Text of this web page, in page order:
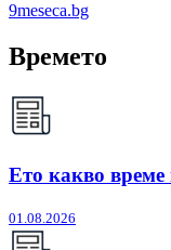
9meseca.bg
Времето
Ето какво време
01.08.2026